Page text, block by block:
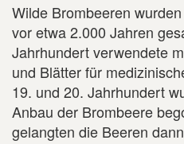
Wilde Brombeeren
vor etwa 2.000 Jahren
Jahrhundert verwendete
und Blätter für
19. und 20. Jahrhundert
Anbau der Brombeere
gelangten die Beeren